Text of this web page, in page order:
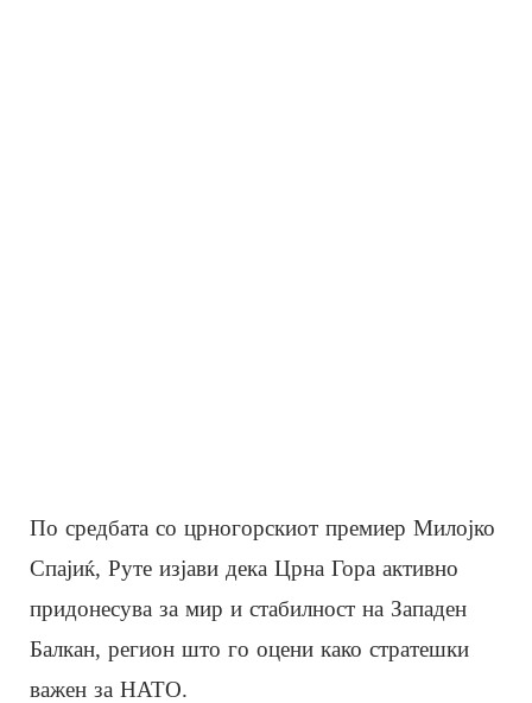
По средбата со црногорскиот премиер Милојко
Спајиќ, Руте изјави дека Црна Гора активно
придонесува за мир и стабилност на Западен
Балкан, регион што го оцени како стратешки
важен за НАТО.